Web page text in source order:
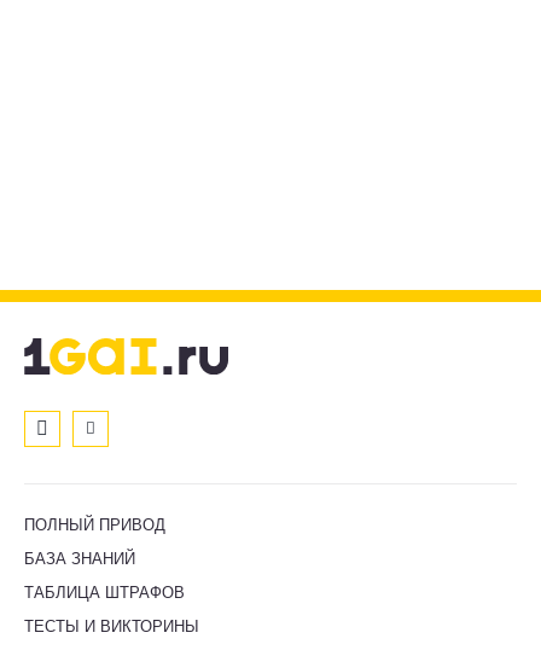
ПОЛНЫЙ ПРИВОД
БАЗА ЗНАНИЙ
ТАБЛИЦА ШТРАФОВ
ТЕСТЫ И ВИКТОРИНЫ